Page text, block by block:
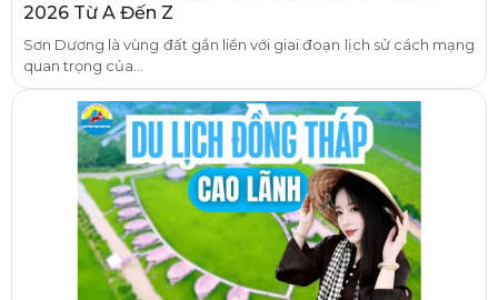
2026 Từ A Đến Z
Sơn Dương là vùng đất gắn liền với giai đoạn lịch sử cách mạng
quan trọng của...